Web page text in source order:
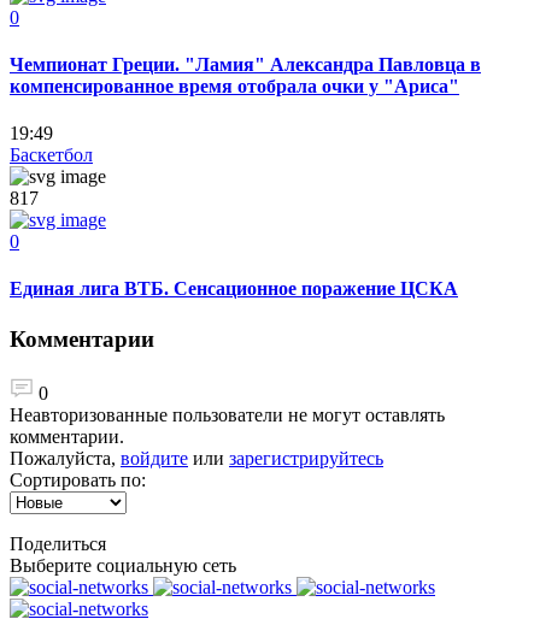
0
Чемпионат Греции. "Ламия" Александра Павловца в
компенсированное время отобрала очки у "Ариса"
19:49
Баскетбол
817
0
Единая лига ВТБ. Сенсационное поражение ЦСКА
Комментарии
0
Неавторизованные пользователи не могут оставлять
комментарии.
Пожалуйста, войдите или зарегистрируйтесь
Сортировать по:
Поделиться
Выберите социальную сеть